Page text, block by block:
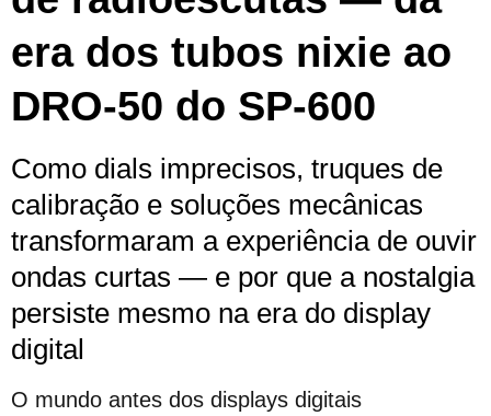
era dos tubos nixie ao
DRO‑50 do SP‑600
Como dials imprecisos, truques de
calibração e soluções mecânicas
transformaram a experiência de ouvir
ondas curtas — e por que a nostalgia
persiste mesmo na era do display
digital
O mundo antes dos displays digitais